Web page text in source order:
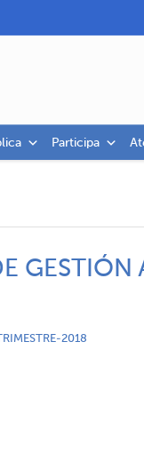
Participa
GESTIÓN
2018